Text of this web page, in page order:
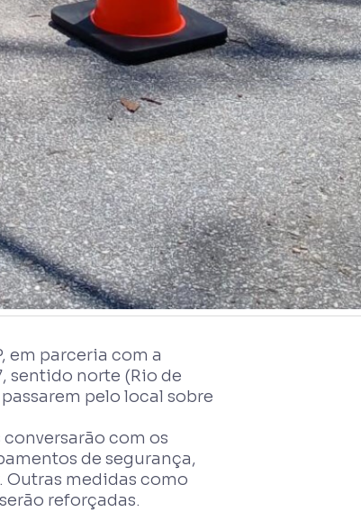
em parceria com a
sentido norte (Rio de
pelo local sobre
com os
de segurança,
Outras medidas como
reforçadas.